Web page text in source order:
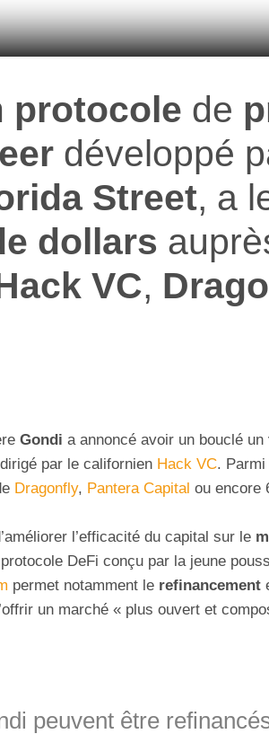
protocole de
développé
Street, a
dollars
VC,
Gondi a annoncé avoir un bouclé un
dirigé par le californien Hack VC.
Dragonfly, Pantera Capital ou encore
l’efficacité du capital sur le
DeFi conçu par la jeune
permet notamment le refinancement
un marché « plus ouvert et
peuvent être